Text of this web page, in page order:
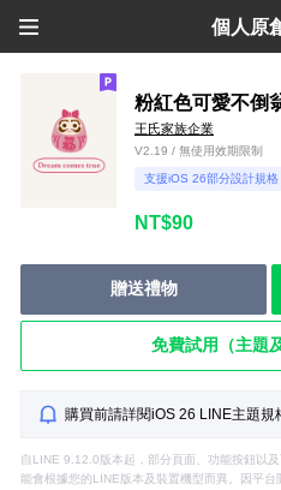
個人原
粉紅色可愛不倒
王氏家族企業
V2.19 / 無使用效期限制
支援iOS 26部分設計規格
NT$90
贈送禮物
免費試用（主題
購買前請詳閱iOS 26 LINE主題規
自LINE 9.12.0版本起，部分頁面、功能按鈕以
能會根據您的LINE版本及裝置機型而異。因平